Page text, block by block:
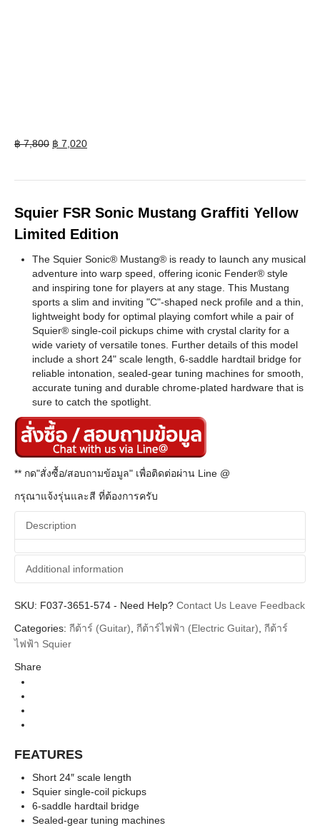
฿7,800 Original
฿ 7,020Current
Squier FSR Sonic Mustang Graffiti Yellow
Limited Edition
The Squier Sonic® Mustang® is ready to launch any musical
adventure into warp speed, offering iconic Fender® style
and inspiring tone for players at any stage. This Mustang
sports a slim and inviting "C"-shaped neck profile and a thin,
lightweight body for optimal playing comfort while a pair of
Squier® single-coil pickups chime with crystal clarity for a
wide variety of versatile tones. Further details of this model
include a short 24" scale length, 6-saddle hardtail bridge for
reliable intonation, sealed-gear tuning machines for smooth,
accurate tuning and durable chrome-plated hardware that is
sure to catch the spotlight.
** กด"สั่งซื้อ/สอบถามข้อมูล" เพื่อติดต่อผ่าน Line @
กรุณาแจ้งรุ่นและสี ที่ต้องการครับ
Description
Additional information
Additional information
Brands Squier
SKU: F037-3651-574 - Need Help? Contact Us Leave Feedback
Categories: กีต้าร์ (Guitar), กีต้าร์ไฟฟ้า (Electric Guitar), กีต้าร์
ไฟฟ้า Squier
Share
FEATURES
Short 24″ scale length
Squier single-coil pickups
6-saddle hardtail bridge
Sealed-gear tuning machines